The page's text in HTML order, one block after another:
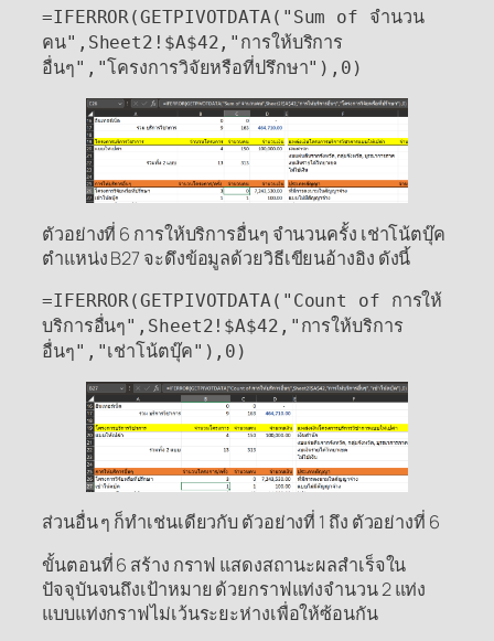
=IFERROR(GETPIVOTDATA("Sum of จำนวน
คน",Sheet2!$A$42,"การให้บริการ
อื่นๆ","โครงการวิจัยหรือที่ปรึกษา"),0)
ตัวอย่างที่ 6 การให้บริการอื่นๆ จำนวนครั้ง เช่าโน้ตบุ๊ค
ตำแหน่ง B27 จะดึงข้อมูลด้วยวิธีเขียนอ้างอิง ดังนี้
=IFERROR(GETPIVOTDATA("Count of การให้
บริการอื่นๆ",Sheet2!$A$42,"การให้บริการ
อื่นๆ","เช่าโน้ตบุ๊ค"),0)
ส่วนอื่น ๆ ก็ทำเช่นเดียวกับ ตัวอย่างที่ 1 ถึง ตัวอย่างที่ 6
ขั้นตอนที่ 6 สร้าง กราฟ แสดงสถานะผลสำเร็จใน
ปัจจุบันจนถึงเป้าหมาย ด้วยกราฟแท่งจำนวน 2 แท่ง
แบบแท่งกราฟไม่เว้นระยะห่างเพื่อให้ซ้อนกัน